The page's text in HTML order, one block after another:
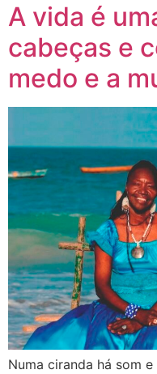
A vida é
cabeças e
medo e a
Numa ciranda há som